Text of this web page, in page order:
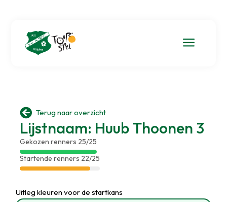
a
 Terug naar overzicht
Lijstnaam: Huub Thoonen 3
Gekozen renners 25/25
Startende renners 22/25
Uitleg kleuren voor de startkans